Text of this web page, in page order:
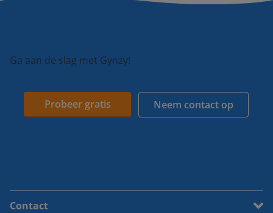
Ga aan de slag met Gynzy!
Probeer gratis Neem contact op
Contact